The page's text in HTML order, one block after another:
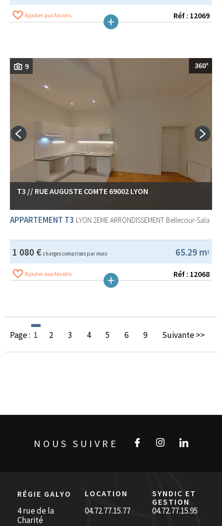
Ajouter aux favoris Réf : 12069
9
T3 // RUE AUGUSTE COMTE 69002 LYON
APPARTEMENT T3 LYON 2EME ARRONDISSEMENT Bellecour-Sala
65.29 m2
1 080 € charges comprises par mois
Ajouter aux favoris Réf : 12068
Page : 1 2 3 4 5 6 9 Suivante >>
NOUS SUIVRE
RÉGIE GALYO LOCATION
SYNDIC ET
GESTION
4 rue de la
Charité
04.72.77.15.77 04.72.77.15.95